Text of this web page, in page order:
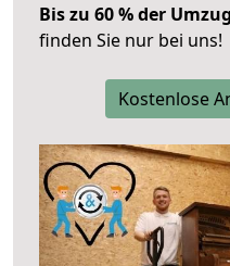
Bis zu 60 % der
finden Sie nur bei uns!
Kostenlose